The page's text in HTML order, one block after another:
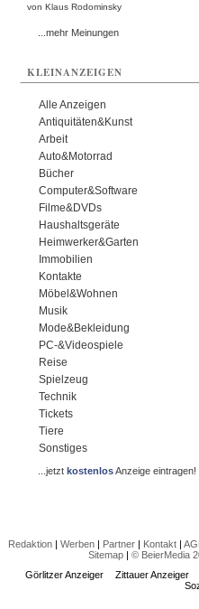
von Klaus Rodominsky
...mehr Meinungen
KLEINANZEIGEN
Alle Anzeigen
Antiquitäten&Kunst
Arbeit
Auto&Motorrad
Bücher
Computer&Software
Filme&DVDs
Haushaltsgeräte
Heimwerker&Garten
Immobilien
Kontakte
Möbel&Wohnen
Musik
Mode&Bekleidung
PC-&Videospiele
Reise
Spielzeug
Technik
Tickets
Tiere
Sonstiges
...jetztkostenlosAnzeige eintragen!
Redaktion| Werben| Partner| Kontakt|
Sitemap| © BeierMedia
Görlitzer Anzeiger
Zittauer Anzeiger